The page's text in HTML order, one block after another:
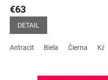
€63
DETAIL
Antracit Biela Čierna